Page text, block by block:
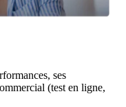
ses
(test en ligne,